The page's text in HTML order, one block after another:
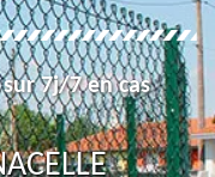
7j/7 en cas